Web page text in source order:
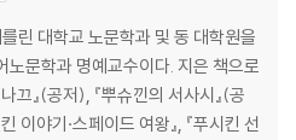
린 대학교 노문학과 및 동 대학원을
노문학과 명예교수이다. 지은 책으로
끄』(공저), 『뿌슈낀의 서사시』(공
이야기·스페이드 여왕』, 『푸시킨 선